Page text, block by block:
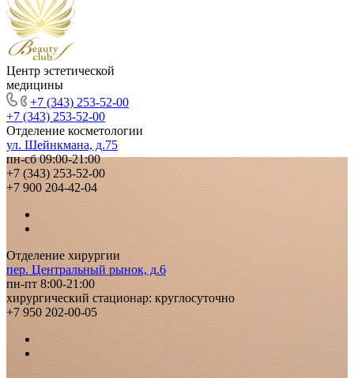
Центр эстетической
медицины
+7 (343) 253-52-00
+7 (343) 253-52-00
Отделение косметологии
ул. Шейнкмана, д.75
пн-сб 09:00-21:00
+7 (343) 253-52-00
+7 900 204-42-04
Отделение хирургии
пер. Центральный рынок, д.6
пн-пт 8:00-21:00
хирургический стационар: круглосуточно
+7 950 202-00-05